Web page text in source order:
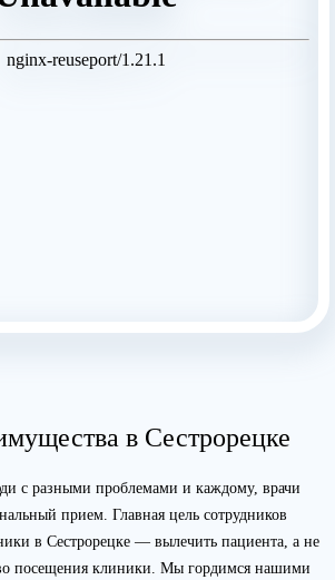
— цена
в Сестрорецке
с разными проблемами и каждому, врачи
прием. Главная цель сотрудников
в Сестрорецке — вылечить пациента, а не
посещения клиники. Мы гордимся нашими